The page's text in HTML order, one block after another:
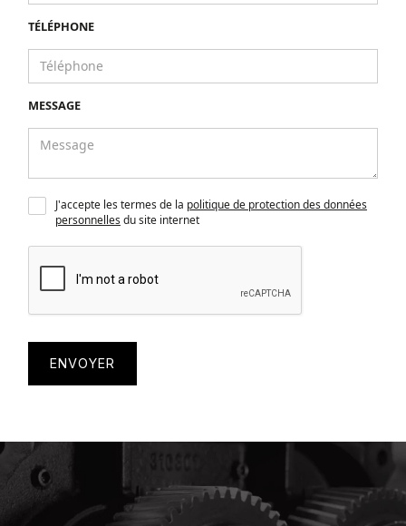
TÉLÉPHONE
MESSAGE
J'accepte les termes de la politique de protection des données
personnellesdu site internet